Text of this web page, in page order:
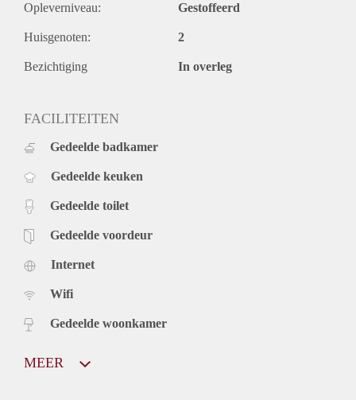
Opleverniveau: Gestoffeerd
Huisgenoten: 2
Bezichtiging In overleg
FACILITEITEN
Gedeelde badkamer
Gedeelde keuken
Gedeelde toilet
Gedeelde voordeur
Internet
Wifi
Gedeelde woonkamer
MEER